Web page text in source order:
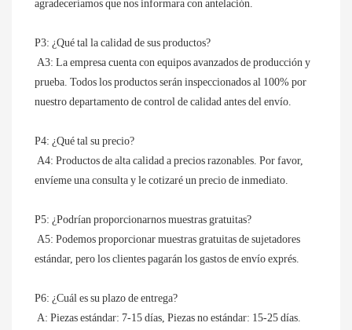
agradeceríamos que nos informara con antelación.
P3: ¿Qué tal la calidad de sus productos?
prueba. Todos los productos serán inspeccionados al 100% por
nuestro departamento de control de calidad antes del envío.
P4: ¿Qué tal su precio?
envíeme una consulta y le cotizaré un precio de inmediato.
P5: ¿Podrían proporcionarnos muestras gratuitas?
estándar, pero los clientes pagarán los gastos de envío exprés.
P6: ¿Cuál es su plazo de entrega?